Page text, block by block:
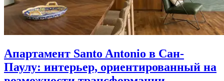
Апартамент Santo Antonio в Сан-
Паулу: интерьер, ориентированный на